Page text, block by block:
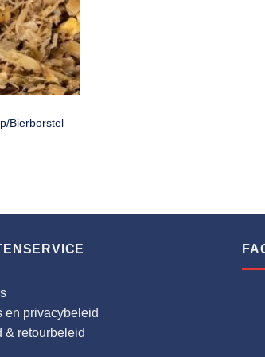
Bierborstel
en privacybeleid
& retourbeleid